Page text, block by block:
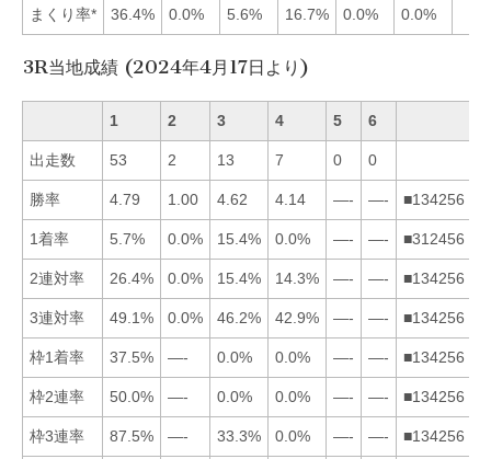
まくり率* 36.4% 0.0% 5.6% 16.7% 0.0% 0.0%
3R当地成績 (2024年4月17日より)
1 2 3 4 5 6
出走数 53 2 13 7 0 0
勝率 4.79 1.00 4.62 4.14 —- —- ■134256
1着率 5.7% 0.0% 15.4% 0.0% —- —- ■312456
2連対率 26.4% 0.0% 15.4% 14.3% —- —- ■134256
3連対率 49.1% 0.0% 46.2% 42.9% —- —- ■134256
枠1着率 37.5% —- 0.0% 0.0% —- —- ■134256
枠2連率 50.0% —- 0.0% 0.0% —- —- ■134256
枠3連率 87.5% —- 33.3% 0.0% —- —- ■134256